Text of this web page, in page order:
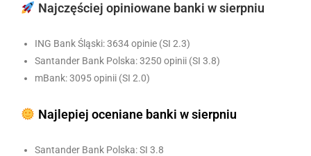
Najczęściej opiniowane banki w sierpniu
ING Bank Śląski: 3634 opinie (SI 2.3)
Santander Bank Polska: 3250 opinii (SI 3.8)
mBank: 3095 opinii (SI 2.0)
Najlepiej oceniane banki w sierpniu
Santander Bank Polska: SI 3.8